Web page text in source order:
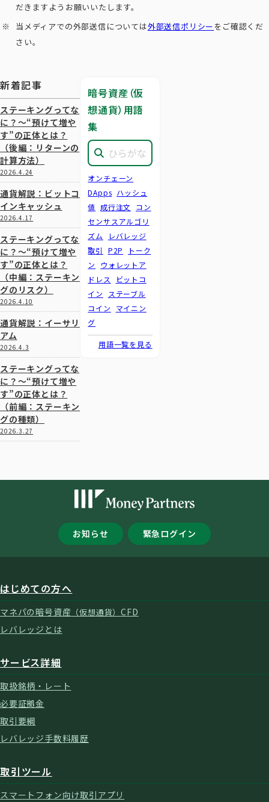
だきますようお願いいたします。
当メディアでの外部送信については外部送信ポリシー をご確認くだ
さい。
新着記事
ステーキングってな
に？～“預けて増や
す”の正体とは？
（後編：リターンの
計算方法）
2026.4.24
通貨解説：ビットコ
インキャッシュ
2026.4.17
ステーキングってな
に？～“預けて増や
す”の正体とは？
（中編：ステーキン
グのリスク）
2026.4.10
通貨解説：イーサリ
アム
2026.4.3
ステーキングってな
に？～“預けて増や
す”の正体とは？
（前編：ステーキン
グの種類）
2026.3.27
暗号資産（仮
想通貨）用語
集
オンチェーン
DApps ハッシュ
値 成行注文
コン
センサスアルゴリ
ズム
レバレッジ
取引
P2P
トーク
ン
ウォレットア
ドレス
ビットコ
イン
ステーブル
コイン
マイニン
グ
用語一覧を見る
お知らせ 緊急ログイン
はじめての方へ
マネパの暗号資産 （仮想通貨）CFD
レバレッジとは
サービス詳細
取扱銘柄・レート
必要証拠金
取引要綱
レバレッジ手数料履歴
取引ツール
スマートフォン向け取引アプリ